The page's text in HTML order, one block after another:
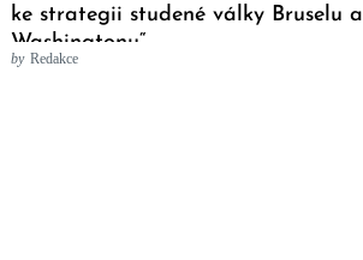
ke strategii studené války Bruselu a
Washingtonu“
by Redakce